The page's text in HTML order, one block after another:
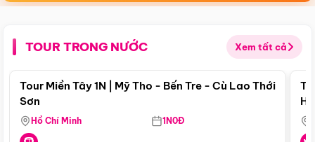
TOUR TRONG NƯỚC Xem tất cả
Điểm nổi bật
Tour Miền Tây 1N | Mỹ Tho - Bến Tre - Cù Lao Thới
Sơn
Hồ Chí Minh 1N0Đ